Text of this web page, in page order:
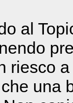
al
riesco
una